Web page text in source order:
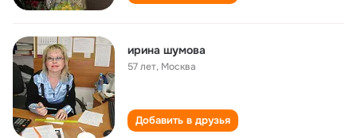
ирина шумова
57 лет, Москва
Добавить в друзья